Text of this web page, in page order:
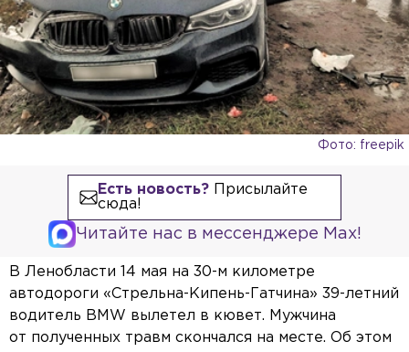
Фото: freepik
Есть новость?Присылайте
сюда!
Читайте нас в мессенджере Max!
В Ленобласти 14 мая на 30-м километре
автодороги «Стрельна-Кипень-Гатчина» 39-летний
водитель BMW вылетел в кювет. Мужчина
от полученных травм скончался на месте. Об этом